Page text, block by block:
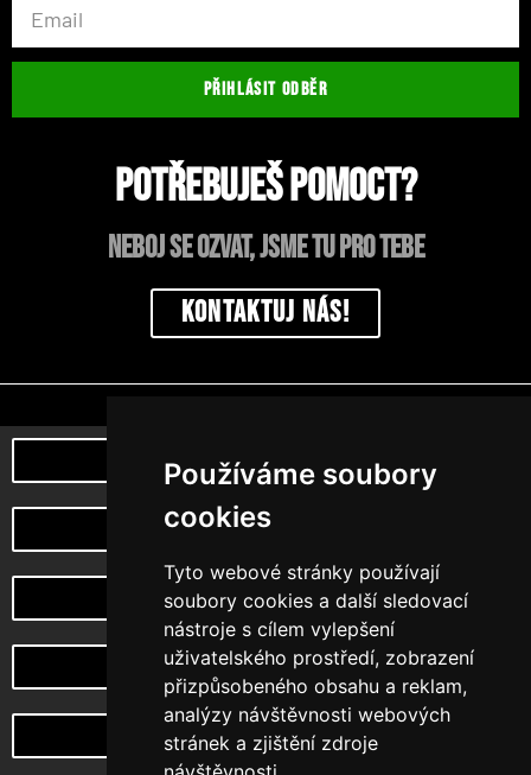
Používáme soubory
cookies
Tyto webové stránky používají
soubory cookies a další sledovací
nástroje s cílem vylepšení
uživatelského prostředí, zobrazení
přizpůsobeného obsahu a reklam,
analýzy návštěvnosti webových
stránek a zjištění zdroje
PŘIHLÁSIT ODBĚR
Potřebuješ pomoct?
neboj se ozvat, jsme tu pro tebe
Kontaktuj nás!
Poznej naši myšlenku
můj účet
Vrácení a reklamace zboží
Design na zakázku
Choketopus TV